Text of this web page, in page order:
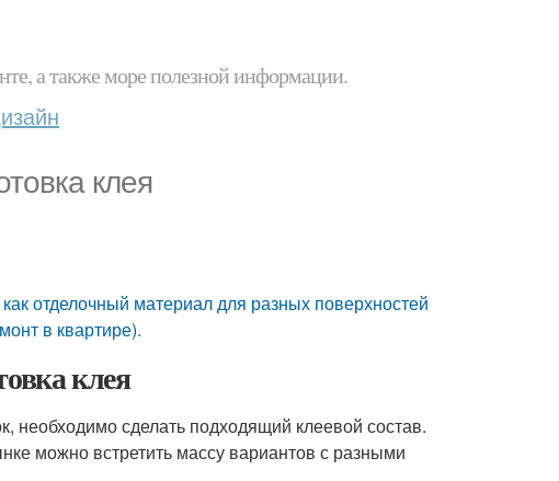
а также море полезной информации.
клея
отделочный материал для разных поверхностей
в квартире).
клея
необходимо сделать подходящий клеевой состав.
можно встретить массу вариантов с разными